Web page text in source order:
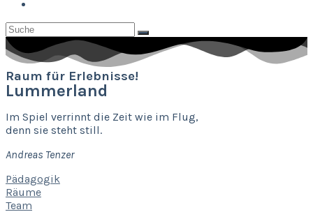
Raum für Erlebnisse!
Lummerland
Im Spiel verrinnt die Zeit wie im Flug,
denn sie steht still.
Andreas Tenzer
Pädagogik
Räume
Team